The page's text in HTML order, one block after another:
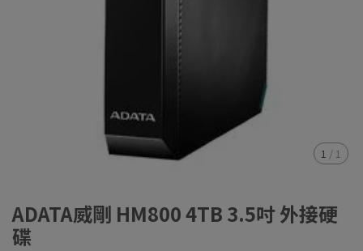
1 / 1
ADATA威剛 HM800 4TB 3.5吋 外接硬
碟